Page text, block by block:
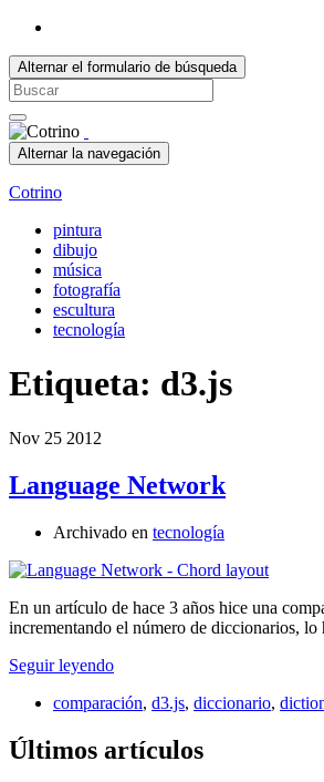
Alternar el formulario de búsqueda
Search
for:
Alternar la navegación
Cotrino
pintura
dibujo
música
fotografía
escultura
tecnología
Etiqueta: d3.js
Nov 25 2012
Language Network
Archivado en tecnología
En un artículo de hace 3 años hice una
incrementando el número de diccionarios,
Seguir leyendo
comparación, d3.js, diccionario,
Últimos artículos